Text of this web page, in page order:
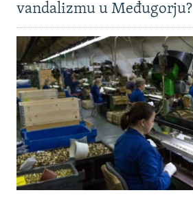
vandalizmu u Međugorju?